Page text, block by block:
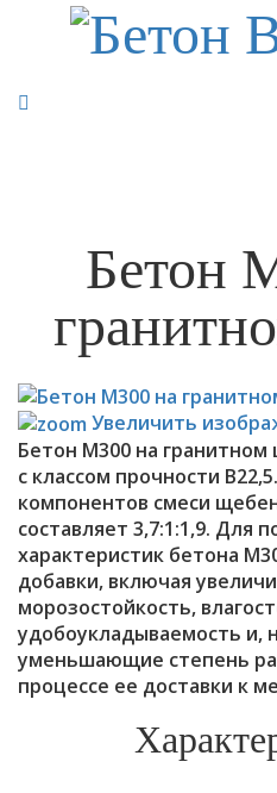
Бетон
Увеличить
Бетон М300 на
с классом прочности
компонентов смеси
составляет 3,7:1:1,9. Для
характеристик бетона
добавки, включая
морозостойкость,
удобоукладываемость и,
уменьшающие степень
процессе ее доставки к